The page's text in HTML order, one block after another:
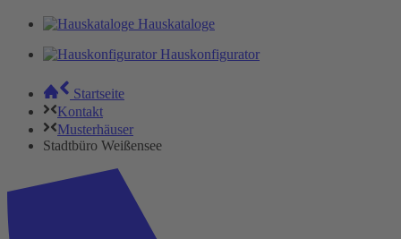
Hauskataloge
Hauskonfigurator
Startseite
Kontakt
Musterhäuser
Stadtbüro Weißensee